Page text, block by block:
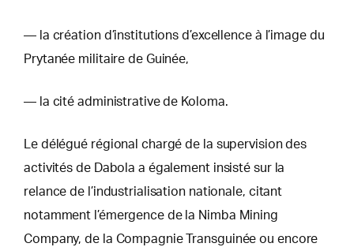
— la création d’institutions d’excellence à l’image du
Prytanée militaire de Guinée,
— la cité administrative de Koloma.
Le délégué régional chargé de la supervision des
activités de Dabola a également insisté sur la
relance de l’industrialisation nationale, citant
notamment l’émergence de la Nimba Mining
Company, de la Compagnie Transguinée ou encore